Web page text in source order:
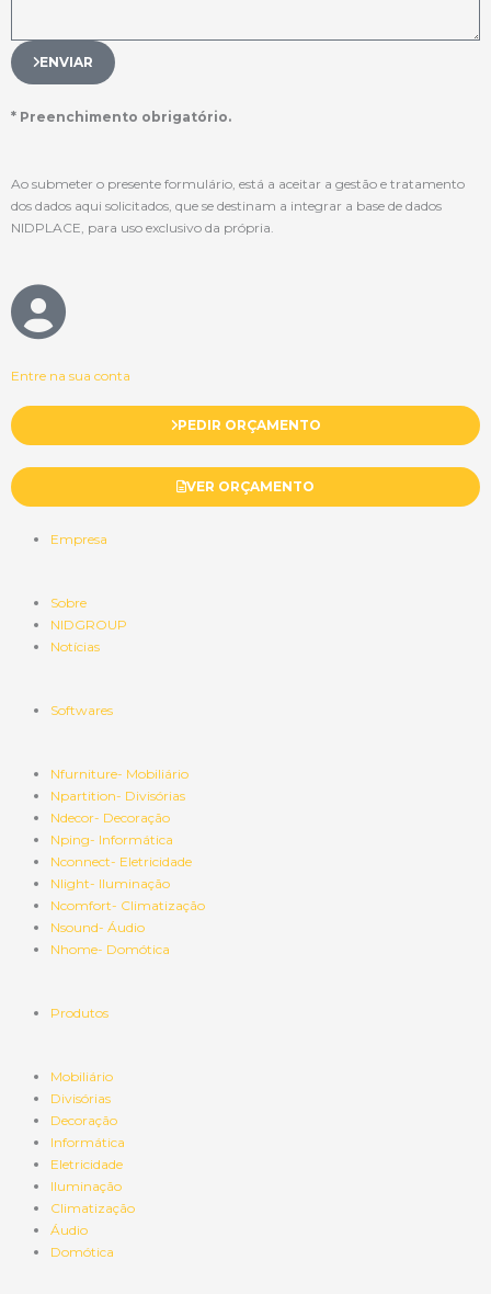
ENVIAR
* Preenchimento obrigatório.
Ao submeter o presente formulário, está a aceitar a gestão e tratamento
dos dados aqui solicitados, que se destinam a integrar a base de dados
NIDPLACE, para uso exclusivo da própria.
Entre na sua conta
PEDIR ORÇAMENTO
VER ORÇAMENTO
Empresa
Sobre
NIDGROUP
Notícias
Softwares
Nfurniture- Mobiliário
Npartition- Divisórias
Ndecor- Decoração
Nping- Informática
Nconnect- Eletricidade
Nlight- Iluminação
Ncomfort- Climatização
Nsound- Áudio
Nhome- Domótica
Produtos
Mobiliário
Divisórias
Decoração
Informática
Eletricidade
Iluminação
Climatização
Áudio
Domótica